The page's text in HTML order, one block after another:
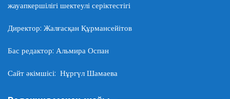
жауапкершілігі шектеулі серіктестігі
Директор: Жалғасқан Құрмансейітов
Бас редактор: Альмира Оспан
Сайт әкімшісі: Нұргүл Шамаева